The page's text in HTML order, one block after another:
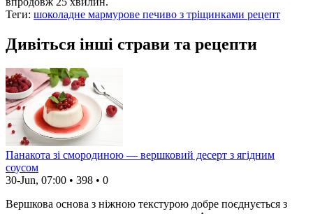
Теги: шоколадне мармурове печиво з тріщинками рецепт
Дивіться інші страви та рецепти
Панакота зі смородиною — вершковий десерт з ягідним
соусом
30-Jun, 07:00 • 398 • 0
Вершкова основа з ніжною текстурою добре поєднується з